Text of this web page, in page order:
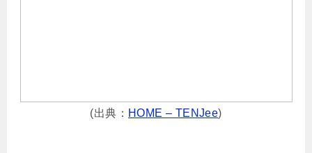
(出典： HOME – TENJee)